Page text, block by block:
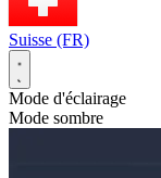
Suisse (FR)
Mode d'éclairage
Mode sombre